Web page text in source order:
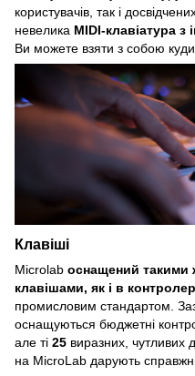
користувачів, так і
невелика MIDI-клавіатура
Ви можете взяти з собою куди
Клавіші
Microlab оснащений такими
клавішами, як і в
промисловим стандартом.
оснащуються бюджетні
але ті 25 виразних, чутливих
на MicroLab дарують